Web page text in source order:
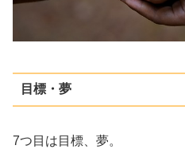
目標・夢
7つ目は目標、夢。